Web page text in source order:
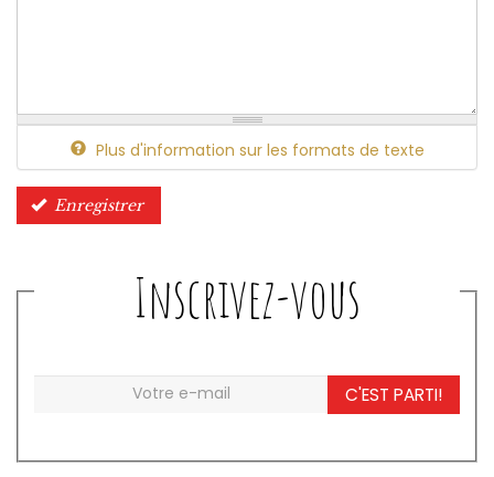
Plus d'information sur les formats de texte
Enregistrer
Inscrivez-vous
C'EST PARTI!